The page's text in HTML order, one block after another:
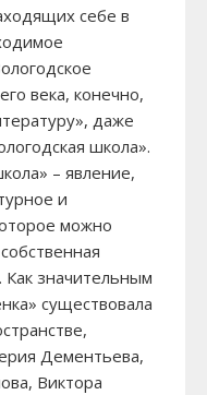
себе в
века, конечно,
даже
школа».
– явление,
и
можно
значительным
существовала
Дементьева,
Виктора